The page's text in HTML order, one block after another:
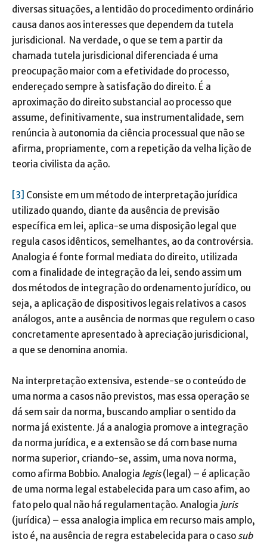
diversas situações, a lentidão do procedimento ordinário
causa danos aos interesses que dependem da tutela
jurisdicional. Na verdade, o que se tem a partir da
chamada tutela jurisdicional diferenciada é uma
preocupação maior com a efetividade do processo,
endereçado sempre à satisfação do direito. É a
aproximação do direito substancial ao processo que
assume, definitivamente, sua instrumentalidade, sem
renúncia à autonomia da ciência processual que não se
afirma, propriamente, com a repetição da velha lição de
teoria civilista da ação.
[3] Consiste em um método de interpretação jurídica
utilizado quando, diante da ausência de previsão
específica em lei, aplica-se uma disposição legal que
regula casos idênticos, semelhantes, ao da controvérsia.
Analogia é fonte formal mediata do direito, utilizada
com a finalidade de integração da lei, sendo assim um
dos métodos de integração do ordenamento jurídico, ou
seja, a aplicação de dispositivos legais relativos a casos
análogos, ante a ausência de normas que regulem o caso
concretamente apresentado à apreciação jurisdicional,
a que se denomina anomia.
Na interpretação extensiva, estende-se o conteúdo de
uma norma a casos não previstos, mas essa operação se
dá sem sair da norma, buscando ampliar o sentido da
norma já existente. Já a analogia promove a integração
da norma jurídica, e a extensão se dá com base numa
norma superior, criando-se, assim, uma nova norma,
como afirma Bobbio. Analogia legis(legal) – é aplicação
de uma norma legal estabelecida para um caso afim, ao
fato pelo qual não há regulamentação. Analogia juris
(jurídica) – essa analogia implica em recurso mais amplo,
isto é, na ausência de regra estabelecida para o caso sub